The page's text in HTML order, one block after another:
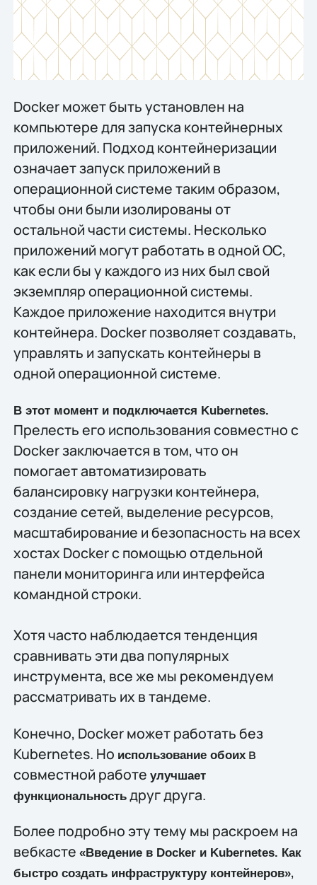
Docker может быть установлен на
компьютере для запуска контейнерных
приложений. Подход контейнеризации
означает запуск приложений в
операционной системе таким образом,
чтобы они были изолированы от
остальной части системы. Несколько
приложений могут работать в одной ОС,
как если бы у каждого из них был свой
экземпляр операционной системы.
Каждое приложение находится внутри
контейнера. Docker позволяет создавать,
управлять и запускать контейнеры в
одной операционной системе.
В этот момент и подключается Kubernetes.
Прелесть его использования совместно с
Docker заключается в том, что он
помогает автоматизировать
балансировку нагрузки контейнера,
создание сетей, выделение ресурсов,
масштабирование и безопасность на всех
хостах Docker с помощью отдельной
панели мониторинга или интерфейса
командной строки.
Хотя часто наблюдается тенденция
сравнивать эти два популярных
инструмента, все же мы рекомендуем
рассматривать их в тандеме.
Конечно, Docker может работать без
Kubernetes. Но использование обоихв
совместной работе улучшает
функциональностьдруг друга.
Более подробно эту тему мы раскроем на
вебкасте «Введение в Docker и Kubernetes. Как
быстро создать инфраструктуру контейнеров»,